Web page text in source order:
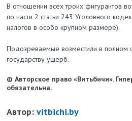
В отношении всех троих фигурантов
по части 2 статьи 243 Уголовного
налогов в особо крупном размере).
Подозреваемые возместили в полном
государству ущерб.
© Авторское право «Витьбичи».
обязательна.
Автор:vitbichi.by